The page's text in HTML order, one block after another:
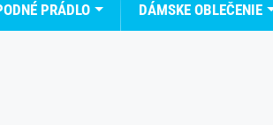
PRÁDLO DÁMSKE OBLEČENIE